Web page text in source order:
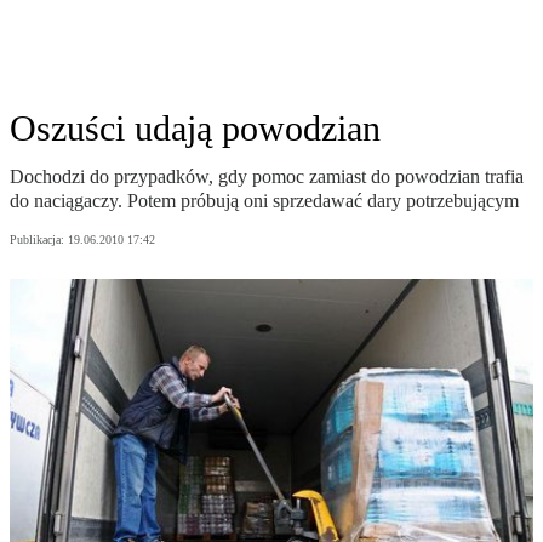
Oszuści udają powodzian
Dochodzi do przypadków, gdy pomoc zamiast do powodzian trafia
do naciągaczy. Potem próbują oni sprzedawać dary potrzebującym
Publikacja: 19.06.2010 17:42